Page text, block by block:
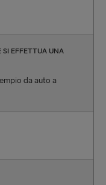
SI EFFETTUA UNA
da auto a